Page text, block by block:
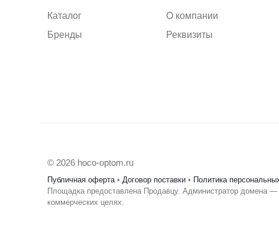
Каталог
Бренды
О компании
Реквизиты
© 2026 hoco-optom.ru
Публичная оферта• Договор поставки • Политика
Площадка предоставлена Продавцу. Администратор домена
коммерческих целях.